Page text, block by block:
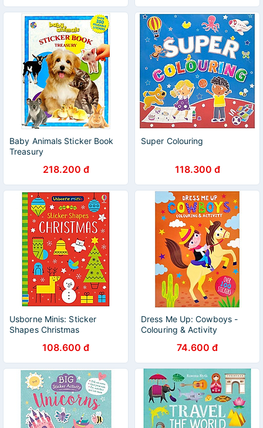
Baby Animals Sticker Book
Treasury
218.200 đ
Super Colouring
118.300 đ
Usborne Minis: Sticker
Shapes Christmas
108.600 đ
Dress Me Up: Cowboys -
Colouring & Activity
74.600 đ